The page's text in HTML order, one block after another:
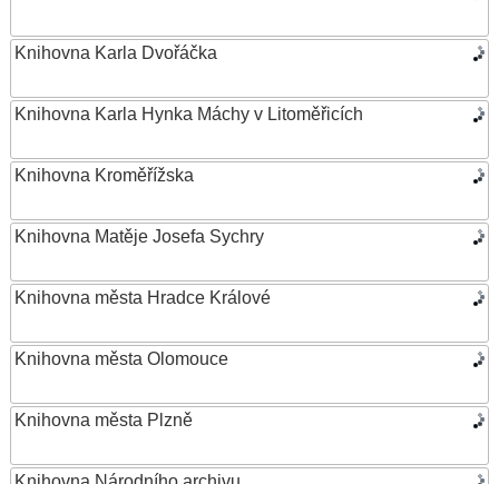
Knihovna Karla Dvořáčka
Knihovna Karla Hynka Máchy v Litoměřicích
Knihovna Kroměřížska
Knihovna Matěje Josefa Sychry
Knihovna města Hradce Králové
Knihovna města Olomouce
Knihovna města Plzně